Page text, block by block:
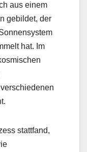
aus einem
gebildet, der
hat. Im
stattfand,